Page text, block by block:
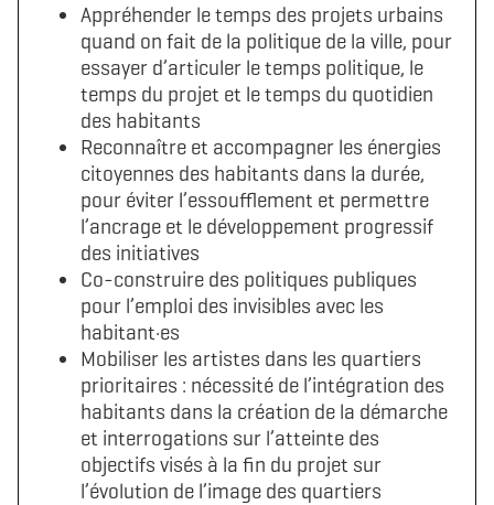
Appréhender le temps des projets urbains
quand on fait de la politique de la ville, pour
essayer d’articuler le temps politique, le
temps du projet et le temps du quotidien
des habitants
Reconnaître et accompagner les énergies
citoyennes des habitants dans la durée,
pour éviter l’essoufflement et permettre
l’ancrage et le développement progressif
des initiatives
Co-construire des politiques publiques
pour l’emploi des invisibles avec les
habitant·es
Mobiliser les artistes dans les quartiers
prioritaires : nécessité de l’intégration des
habitants dans la création de la démarche
et interrogations sur l’atteinte des
objectifs visés à la fin du projet sur
l’évolution de l’image des quartiers